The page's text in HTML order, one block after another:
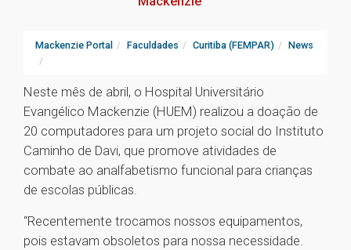
Mackenzie Portal Faculdades Curitiba (FEMPAR) News
Neste mês de abril, o Hospital Universitário
Evangélico Mackenzie (HUEM) realizou a doação de
20 computadores para um projeto social do Instituto
Caminho de Davi, que promove atividades de
combate ao analfabetismo funcional para crianças
de escolas públicas.
“Recentemente trocamos nossos equipamentos,
pois estavam obsoletos para nossa necessidade.